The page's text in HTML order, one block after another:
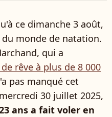
ce dimanche 3 août,
monde de natation.
qui a
rêve à plus de 8 000
pas manqué cet
30 juillet 2025,
ans a fait voler en